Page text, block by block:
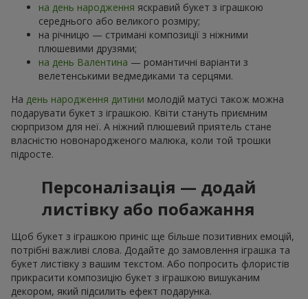
на день народження яскравий букет з іграшкою
середнього або великого розміру;
на річницю — стримані композиції з ніжними
плюшевими друзями;
на день Валентина — романтичні варіанти з
велетенськими ведмедиками та серцями.
На день народження дитини молодій матусі також можна
подарувати букет з іграшкою. Квіти стануть приємним
сюрпризом для неї. А ніжний плюшевий приятель стане
власністю новонародженого малюка, коли той трошки
підросте.
Персоналізація — додай
листівку або побажання
Щоб букет з іграшкою приніс ще більше позитивних емоцій,
потрібні важливі слова. Додайте до замовлення іграшка та
букет листівку з вашим текстом. Або попросить флористів
прикрасити композицію букет з іграшкою вишуканим
декором, який підсилить ефект подарунка.